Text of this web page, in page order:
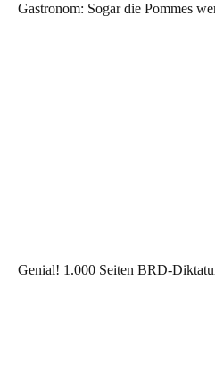
Gastronom: Sogar die Pommes
Genial! 1.000 Seiten BRD-